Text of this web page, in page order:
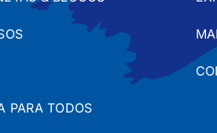
PARA TODOS